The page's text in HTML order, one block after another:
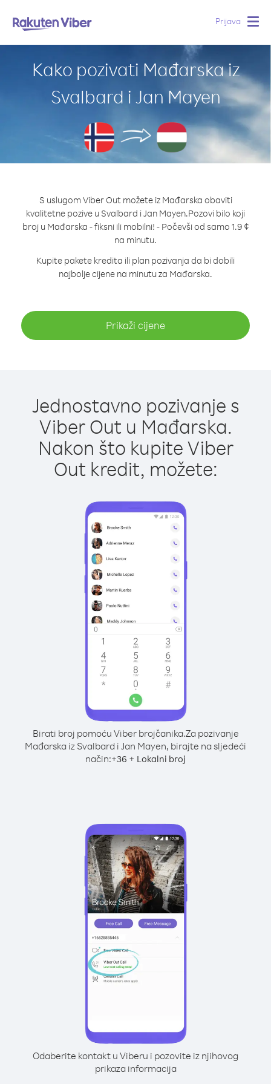
Prijava
Kako pozivati Mađarska iz
Svalbard i Jan Mayen
S uslugom Viber Out možete iz Mađarska obaviti
kvalitetne pozive u Svalbard i Jan Mayen.Pozovi bilo koji
broj u Mađarska - fiksni ili mobilni! - Počevši od samo 1.9 ¢
na minutu.
Kupite pakete kredita ili plan pozivanja da bi dobili
najbolje cijene na minutu za Mađarska.
Prikaži cijene
Jednostavno pozivanje s
Viber Out u Mađarska.
Nakon što kupite Viber
Out kredit, možete:
Birati broj pomoću Viber brojčanika.Za pozivanje
Mađarska iz Svalbard i Jan Mayen, birajte na sljedeći
način:+36 + Lokalni broj
Odaberite kontakt u Viberu i pozovite iz njihovog
prikaza informacija